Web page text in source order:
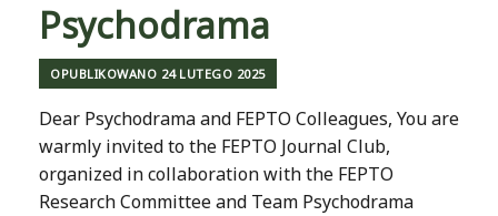
Psychodrama
OPUBLIKOWANO 24 LUTEGO 2025
Dear Psychodrama and FEPTO Colleagues, You are
warmly invited to the FEPTO Journal Club,
organized in collaboration with the FEPTO
Research Committee and Team Psychodrama